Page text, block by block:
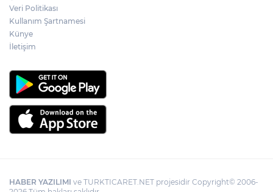
Veri Politikası
Kullanım Şartnamesi
Künye
İletişim
HABER YAZILIMI ve TURKTICARET.NET projesidir Copyright© 2006-